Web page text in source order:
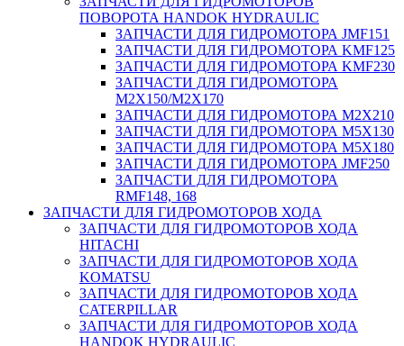
ПОВОРОТА HANDOK HYDRAULIC
ЗАПЧАСТИ ДЛЯ ГИДРОМОТОРА JMF151
ЗАПЧАСТИ ДЛЯ ГИДРОМОТОРА KMF125
ЗАПЧАСТИ ДЛЯ ГИДРОМОТОРА KMF230
ЗАПЧАСТИ ДЛЯ ГИДРОМОТОРА
M2X150/M2X170
ЗАПЧАСТИ ДЛЯ ГИДРОМОТОРА M2X210
ЗАПЧАСТИ ДЛЯ ГИДРОМОТОРА M5X130
ЗАПЧАСТИ ДЛЯ ГИДРОМОТОРА M5X180
ЗАПЧАСТИ ДЛЯ ГИДРОМОТОРА JMF250
ЗАПЧАСТИ ДЛЯ ГИДРОМОТОРА
RMF148, 168
ЗАПЧАСТИ ДЛЯ ГИДРОМОТОРОВ ХОДА
ЗАПЧАСТИ ДЛЯ ГИДРОМОТОРОВ ХОДА
HITACHI
ЗАПЧАСТИ ДЛЯ ГИДРОМОТОРОВ ХОДА
KOMATSU
ЗАПЧАСТИ ДЛЯ ГИДРОМОТОРОВ ХОДА
CATERPILLAR
ЗАПЧАСТИ ДЛЯ ГИДРОМОТОРОВ ХОДА
HANDOK HYDRAULIC